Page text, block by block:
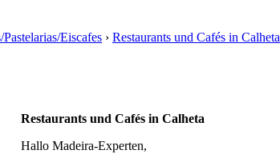
Eiscafes › Restaurants und Cafés in Calheta
Restaurants und Cafés in Calheta
Hallo Madeira-Experten,